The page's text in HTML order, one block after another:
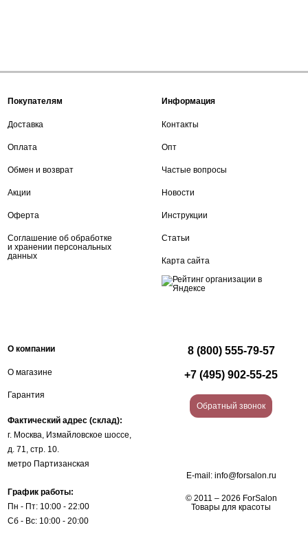
Покупателям
Доставка
Оплата
Обмен и возврат
Акции
Оферта
Соглашение об обработке
и хранении персональных
данных
Информация
Контакты
Опт
Частые вопросы
Новости
Инструкции
Статьи
Карта сайта
О компании
О магазине
Гарантия
Фактический адрес (склад):
г. Москва, Измайловское шоссе,
д. 71, стр. 10.
метро Партизанская
График работы:
Пн - Пт: 10:00 - 22:00
Сб - Вс: 10:00 - 20:00
8 (800) 555-79-57
+7 (495) 902-55-25
Обратный звонок
E-mail: info@forsalon.ru
© 2011 – 2026 ForSalon
Товары для красоты